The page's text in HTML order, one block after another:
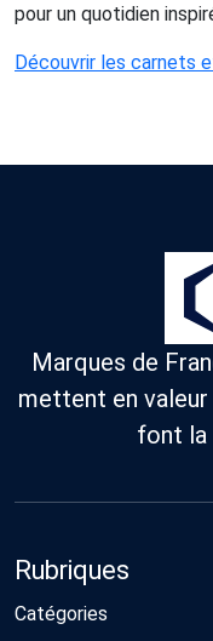
pour un quotidien
Découvrir les carnets
Marques de
mettent en
font la
Rubriques
Catégories